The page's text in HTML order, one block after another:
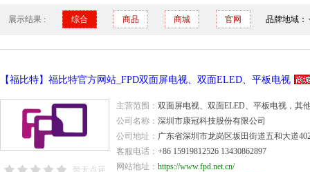
展示结果 : 综合 商品 商城 官网 品牌地域：
【福比特】福比特官方网站_FPD双面屏电视、双面ELED、平板电视
暂无点评
主营范围：双面屏电视、双面ELED、平板电视，其
公司名称：深圳市康冠科技股份有限公司
公司地址： 广东省深圳市龙岗区坂田街道五和大道
客服电话：+86 15919812526 13430862897
网站地址：https://www.fpd.net.cn/